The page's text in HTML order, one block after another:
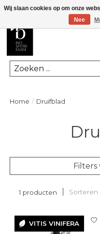
Zoeken
Home / Druifblad
1 producten Sorteren
VITIS VINIFERA
Wij slaan cookies op om onze
Nee